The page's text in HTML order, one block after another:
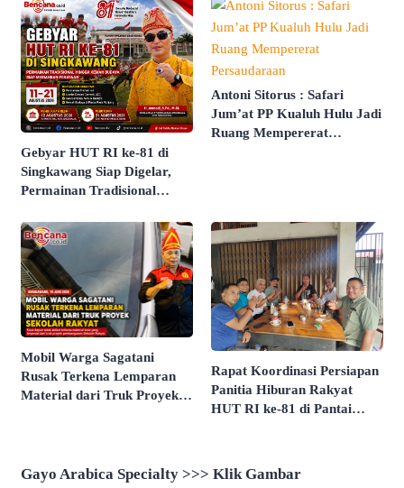
Gebyar HUT RI ke-81 di
Singkawang Siap Digelar,
Permainan Tradisional
Agenda Utama
Antoni Sitorus : Safari
Jum’at PP Kualuh Hulu Jadi
Ruang Mempererat
Mobil Warga Sagatani
Rusak Terkena Lemparan
Material dari Truk Proyek
Rapat Koordinasi Persiapan
Panitia Hiburan Rakyat
HUT RI ke-81 di Pantai
Gayo Arabica Specialty >>> Klik Gambar